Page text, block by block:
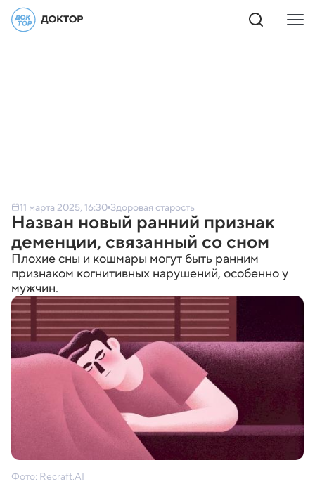
11 марта 2025, 16:30 Здоровая старость
Назван новый ранний признак
деменции, связанный со сном
Плохие сны и кошмары могут быть ранним
признаком когнитивных нарушений, особенно у
мужчин.
Фото: Recraft.AI